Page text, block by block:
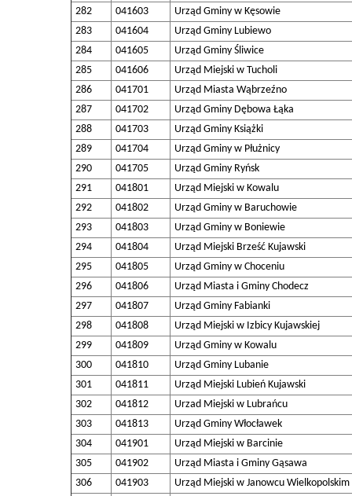
282 041603
Urząd Gminy w Kęsowie
283
041604
Urząd Gminy Lubiewo
284
041605
Urząd Gminy Śliwice
285
041606
Urząd Miejski w Tucholi
286
041701
Urząd Miasta Wąbrzeźno
287
041702
Urząd Gminy Dębowa Łąka
288
041703
Urząd Gminy Książki
289
041704
Urząd Gminy w Płużnicy
290
041705
Urząd Gminy Ryńsk
291
041801
Urząd Miejski w Kowalu
292
041802
Urząd Gminy w Baruchowie
293
041803
Urząd Gminy w Boniewie
294
041804
Urząd Miejski Brześć Kujawski
295
041805
Urząd Gminy w Choceniu
296
041806
Urząd Miasta i Gminy Chodecz
297
041807
Urząd Gminy Fabianki
298
041808
Urząd Miejski w Izbicy Kujawskiej
299
041809
Urząd Gminy w Kowalu
300
041810
Urząd Gminy Lubanie
301
041811
Urząd Miejski Lubień Kujawski
302
041812
Urzad Miejski w Lubrańcu
303
041813
Urząd Gminy Włocławek
304
041901
Urząd Miejski w Barcinie
305
041902
Urząd Miasta i Gminy Gąsawa
306
041903
Urząd Miejski w Janowcu Wielkopolskim